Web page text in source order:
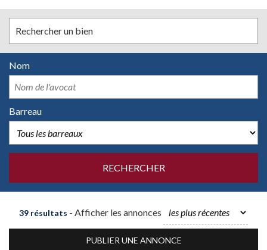
Rechercher un bien
Nom
Barreau
39 résultats - Afficher les annonces
PUBLIER UNE ANNONCE